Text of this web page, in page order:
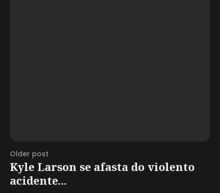
Older post
Kyle Larson se afasta do violento
acidente...